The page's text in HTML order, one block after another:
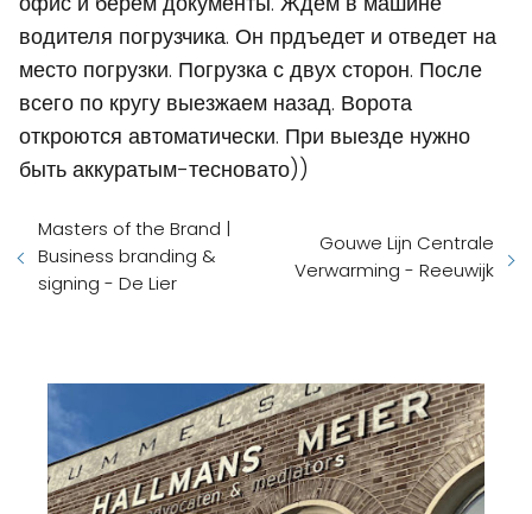
водителя погрузчика. Он прдъедет и отведет на
место погрузки. Погрузка с двух сторон. После
всего по кругу выезжаем назад. Ворота
откроются автоматически. При выезде нужно
быть аккуратым-тесновато))
Masters of the Brand |
Business branding &
signing - De Lier
Gouwe Lijn Centrale
Verwarming - Reeuwijk